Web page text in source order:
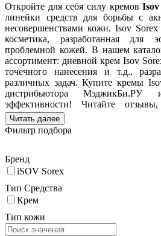
Откройте для себя силу кремов
линейки средств для борьбы с
несовершенствами кожи. Isov Sorex
косметика, разработанная для
проблемной кожей. В нашем
ассортимент: дневной крем Isov
точечного нанесения и т.д.,
различных задач. Купите кремы
дистрибьютора
эффективности! Читайте
выбирайте оптимальное
гарантируем качество и быструю
Читать далее
Фильтр подбора
Бренд
iSOV Sorex
Тип Средства
Крем
Тип кожи